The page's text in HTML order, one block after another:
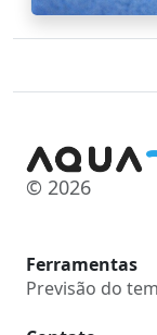
© 2026
Ferramentas
Previsão do